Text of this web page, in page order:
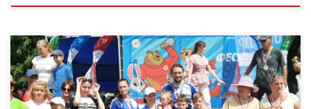
18 июня в г. Тамбове на спортивном объекте «Лыжный